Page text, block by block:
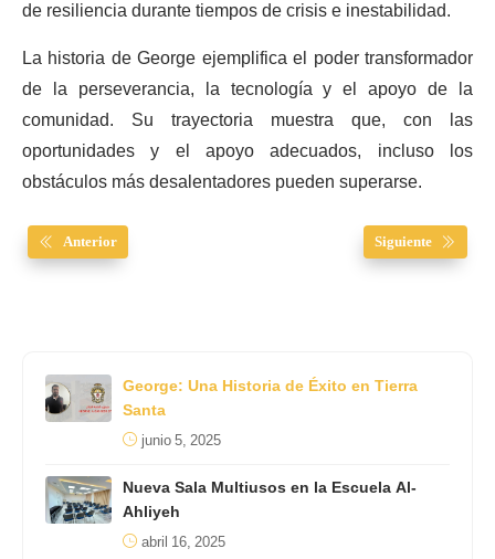
de resiliencia durante tiempos de crisis e inestabilidad.
La historia de George ejemplifica el poder transformador
de la perseverancia, la tecnología y el apoyo de la
comunidad. Su trayectoria muestra que, con las
oportunidades y el apoyo adecuados, incluso los
obstáculos más desalentadores pueden superarse.
Anterior Siguiente
George: Una Historia de Éxito en Tierra
Santa
junio 5, 2025
Nueva Sala Multiusos en la Escuela Al-
Ahliyeh
abril 16, 2025